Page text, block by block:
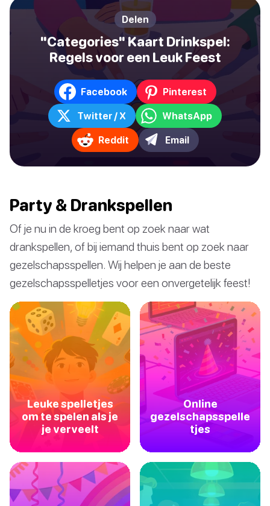
Delen
"Categories" Kaart Drinkspel:
Regels voor een Leuk Feest
Facebook Pinterest
Twitter / X WhatsApp
Reddit Email
Party & Drankspellen
Of je nu in de kroeg bent op zoek naar wat
drankspellen, of bij iemand thuis bent op zoek naar
gezelschapsspellen. Wij helpen je aan de beste
gezelschapsspelletjes voor een onvergetelijk feest!
Leuke spelletjes
om te spelen als je
je verveelt
Online
gezelschapsspelle
tjes